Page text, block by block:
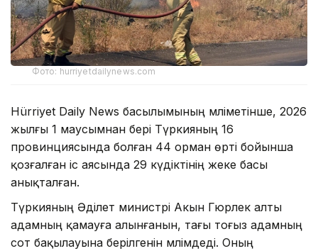
Фото: hurriyetdailynews.com
Hürriyet Daily News басылымының мәліметінше, 2026
жылғы 1 маусымнан бері Түркияның 16
провинциясында болған 44 орман өрті бойынша
қозғалған іс аясында 29 күдіктінің жеке басы
анықталған.
Түркияның Әділет министрі Акын Гюрлек алты
адамның қамауға алынғанын, тағы тоғыз адамның
сот бақылауына берілгенін мәлімдеді. Оның